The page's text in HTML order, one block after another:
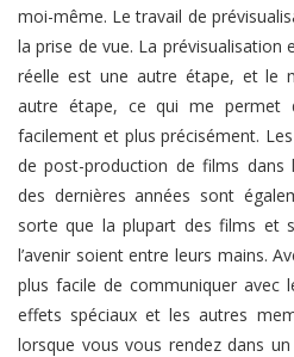
moi-même. Le travail de
la prise de vue. La prévisualisation
réelle est une autre étape, et le
autre étape, ce qui me permet
facilement et plus précisément.
de post-production de films dans
des dernières années sont
sorte que la plupart des films et
l’avenir soient entre leurs mains.
plus facile de communiquer avec
effets spéciaux et les autres
lorsque vous vous rendez dans